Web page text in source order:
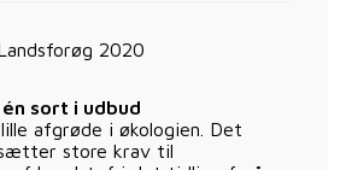
2020
sort i udbud
afgrøde i økologien. Det
store krav til